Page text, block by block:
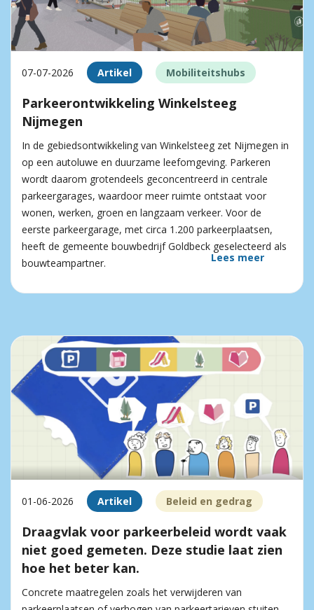
07-07-2026 Artikel Mobiliteitshubs
Parkeerontwikkeling Winkelsteeg
Nijmegen
In de gebiedsontwikkeling van Winkelsteeg zet Nijmegen in
op een autoluwe en duurzame leefomgeving. Parkeren
wordt daarom grotendeels geconcentreerd in centrale
parkeergarages, waardoor meer ruimte ontstaat voor
wonen, werken, groen en langzaam verkeer. Voor de
eerste parkeergarage, met circa 1.200 parkeerplaatsen,
heeft de gemeente bouwbedrijf Goldbeck geselecteerd als
bouwteampartner.
Lees meer
01-06-2026 Artikel Beleid en gedrag
Draagvlak voor parkeerbeleid wordt vaak
niet goed gemeten. Deze studie laat zien
hoe het beter kan.
Concrete maatregelen zoals het verwijderen van